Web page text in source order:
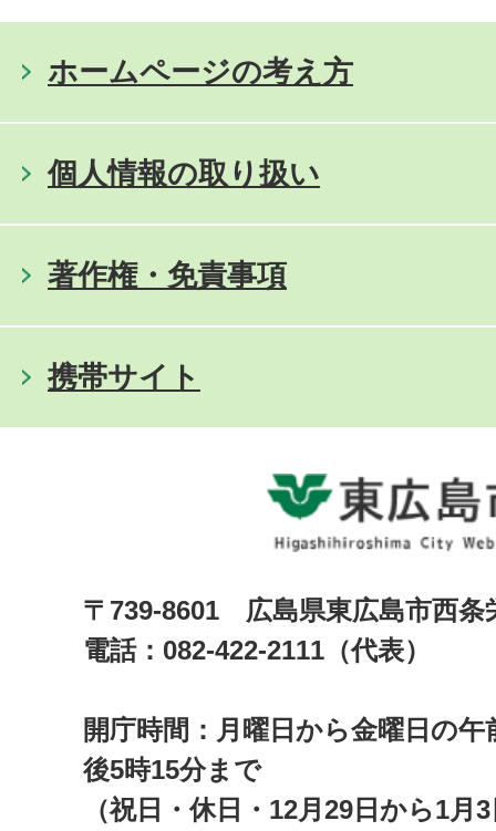
ホームページの考え方
個人情報の取り扱い
著作権・免責事項
携帯サイト
〒739-8601 広島県東広島市西
電話：082-422-2111（代表）
開庁時間：月曜日から金曜日の午
後5時15分まで
（祝日・休日・12月29日から1月